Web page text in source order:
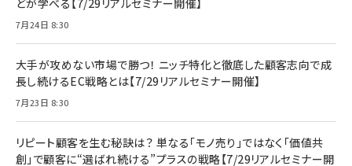
7月24日 8:30
大手が攻めない市場で勝つ！ ニッチ特化と徹底した顧客志向で成
長し続けるEC戦略とは【7/29リアルセミナー開催】
7月23日 8:30
リピート顧客を生む秘訣は？ 単なる「モノ売り」ではなく「価値共
創」で顧客に“選ばれ続ける”プラスの戦略【7/29リアルセミナー開